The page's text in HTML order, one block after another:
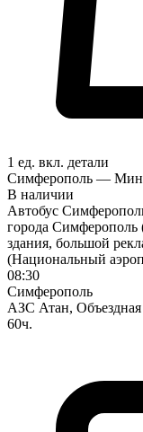
1 ед. вкл. детали
Симферополь —
В наличии
Автобус
города Симферополь
здания, большой
(Национальный
08:30
Симферополь
АЗС Атан, Объездная
60ч.